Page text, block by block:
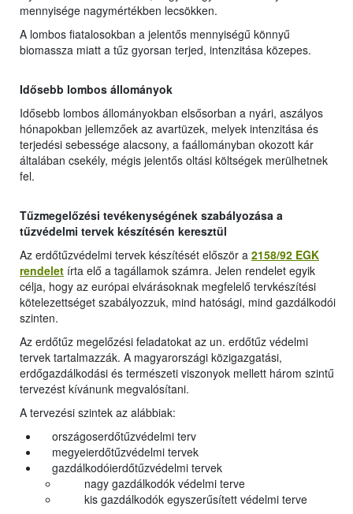
mennyisége nagymértékben lecsökken.
A lombos fiatalosokban a jelentős mennyiségű könnyű
biomassza miatt a tűz gyorsan terjed, intenzitása közepes.
Idősebb lombos állományok
Idősebb lombos állományokban elsősorban a nyári, aszályos
hónapokban jellemzőek az avartüzek, melyek intenzitása és
terjedési sebessége alacsony, a faállományban okozott kár
általában csekély, mégis jelentős oltási költségek merülhetnek
fel.
Tűzmegelőzési tevékenységének szabályozása a
tűzvédelmi tervek készítésén keresztül
Az erdőtűzvédelmi tervek készítését először a 2158/92 EGK
rendelet írta elő a tagállamok számra. Jelen rendelet egyik
célja, hogy az európai elvárásoknak megfelelő tervkészítési
kötelezettséget szabályozzuk, mind hatósági, mind gazdálkodói
szinten.
Az erdőtűz megelőzési feladatokat az un. erdőtűz védelmi
tervek tartalmazzák. A magyarországi közigazgatási,
erdőgazdálkodási és természeti viszonyok mellett három szintű
tervezést kívánunk megvalósítani.
A tervezési szintek az alábbiak:
országoserdőtűzvédelmi terv
megyeierdőtűzvédelmi tervek
gazdálkodóierdőtűzvédelmi tervek
nagy gazdálkodók védelmi terve
kis gazdálkodók egyszerűsített védelmi terve